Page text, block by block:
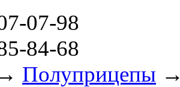
07-98
84-68
Полуприцепы